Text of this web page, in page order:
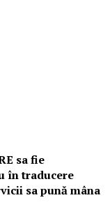
sa fie
în traducere
sa pună mâna